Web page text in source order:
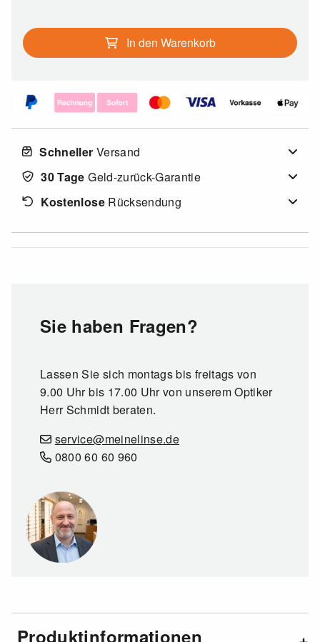
In den Warenkorb
Schneller Versand
30 Tage Geld-zurück-Garantie
KostenloseRücksendung
Sie haben Fragen?
Lassen Sie sich montags bis freitags von
9.00 Uhr bis 17.00 Uhr von unserem Optiker
Herr Schmidt beraten.
service@meinelinse.de
0800 60 60 960
Produktinformationen